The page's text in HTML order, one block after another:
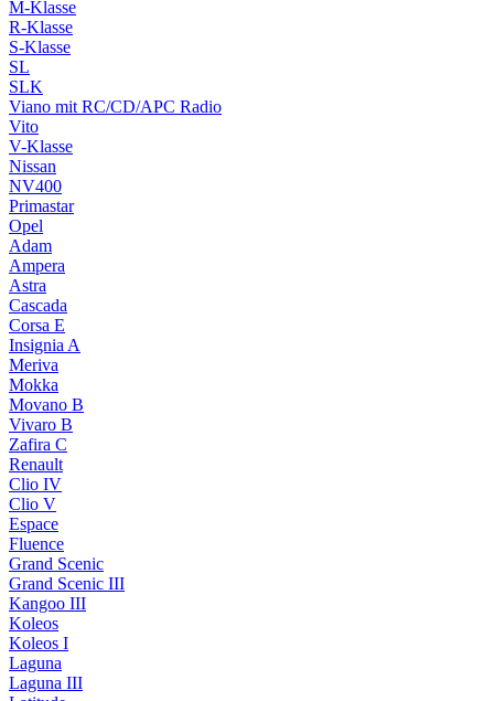
M-Klasse
R-Klasse
S-Klasse
SL
SLK
Viano mit RC/CD/APC Radio
Vito
V-Klasse
Nissan
NV400
Primastar
Opel
Adam
Ampera
Astra
Cascada
Corsa E
Insignia A
Meriva
Mokka
Movano B
Vivaro B
Zafira C
Renault
Clio IV
Clio V
Espace
Fluence
Grand Scenic
Grand Scenic III
Kangoo III
Koleos
Koleos I
Laguna
Laguna III